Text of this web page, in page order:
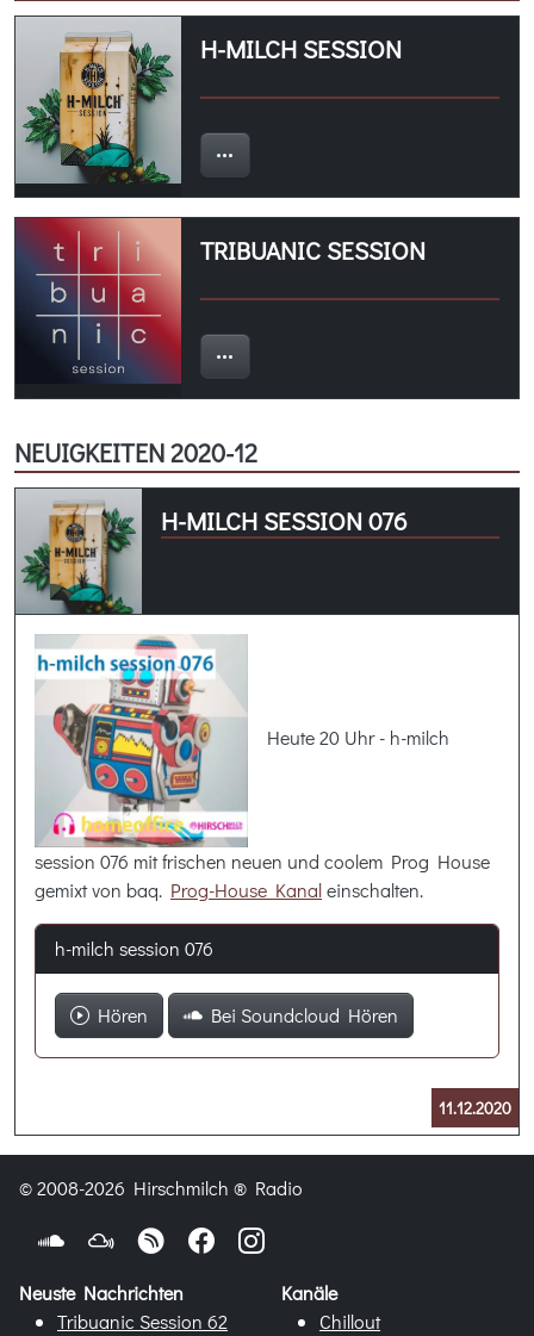
H-MILCH SESSION
TRIBUANIC SESSION
NEUIGKEITEN 2020-12
H-MILCH SESSION 076
Heute 20 Uhr - h-milch
session 076 mit frischen neuen und coolem Prog House
gemixt von baq. Prog-House Kanaleinschalten.
h-milch session 076
Hören Bei Soundcloud Hören
11.12.2020
© 2008-2026 Hirschmilch ® Radio
Neuste Nachrichten
Tribuanic Session 62
Kanäle
Chillout